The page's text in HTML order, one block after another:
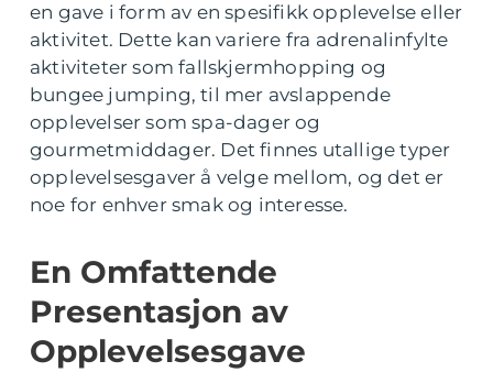
en gave i form av en spesifikk opplevelse eller
aktivitet. Dette kan variere fra adrenalinfylte
aktiviteter som fallskjermhopping og
bungee jumping, til mer avslappende
opplevelser som spa-dager og
gourmetmiddager. Det finnes utallige typer
opplevelsesgaver å velge mellom, og det er
noe for enhver smak og interesse.
En Omfattende
Presentasjon av
Opplevelsesgave